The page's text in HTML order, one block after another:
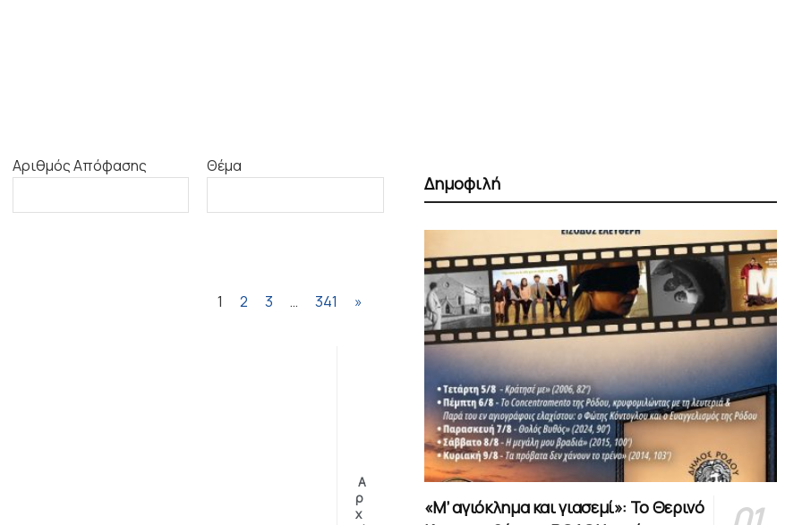
Αριθμός Απόφασης Θέμα
1 2 3 … 341 »
Α
ρ
χ
Δημοφιλή
«Μ’ αγιόκλημα και γιασεμί»: Το Θερινό